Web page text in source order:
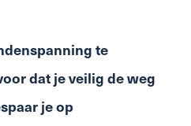
te
dat je veilig de weg
je op